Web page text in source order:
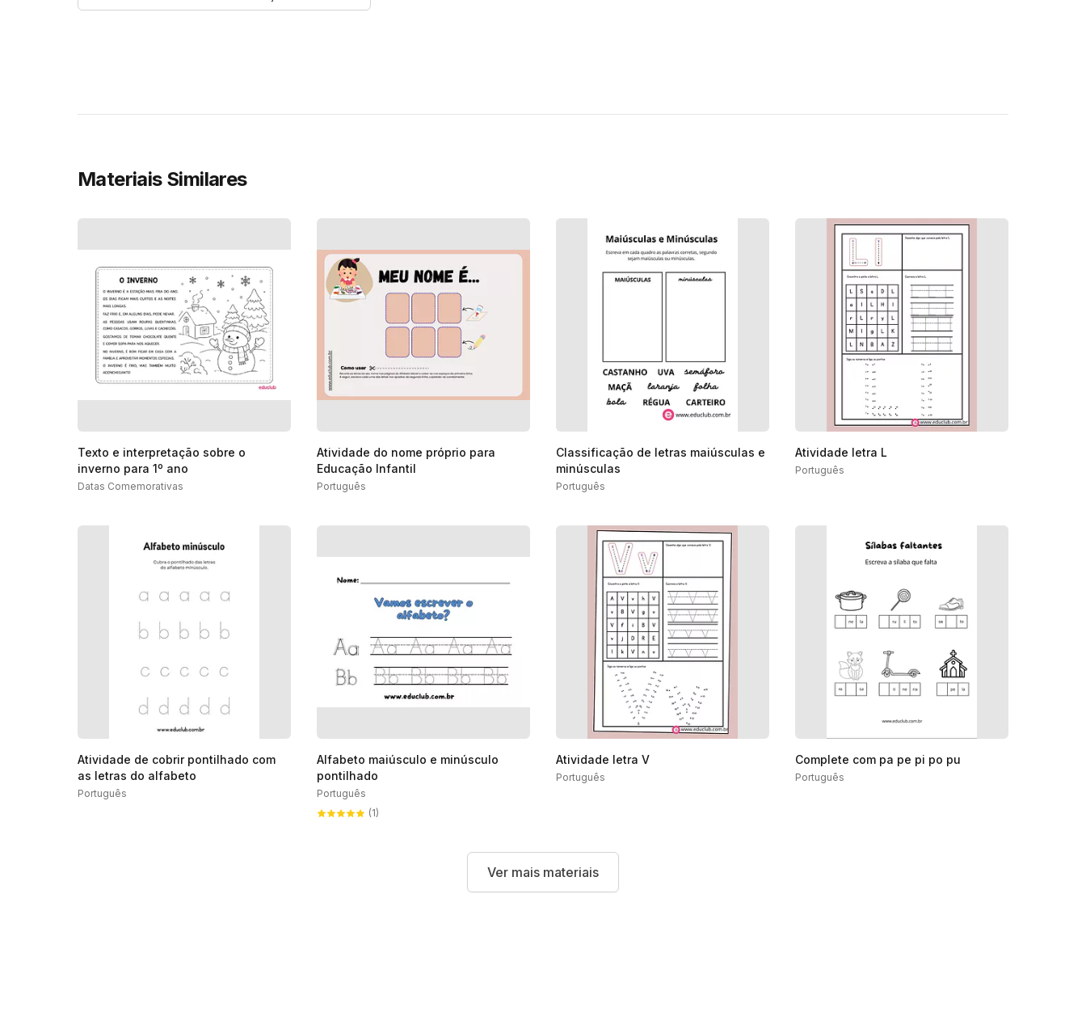
Materiais Similares
Texto e interpretação sobre o
inverno para 1º ano
Datas Comemorativas
Atividade do nome próprio para
Educação Infantil
Português
Classificação de letras maiúsculas e
minúsculas
Português
Atividade letra L
Português
Atividade de cobrir pontilhado com
as letras do alfabeto
Português
Alfabeto maiúsculo e minúsculo
pontilhado
Português
(1)
Atividade letra V
Português
Complete com pa pe pi po pu
Português
Ver mais materiais